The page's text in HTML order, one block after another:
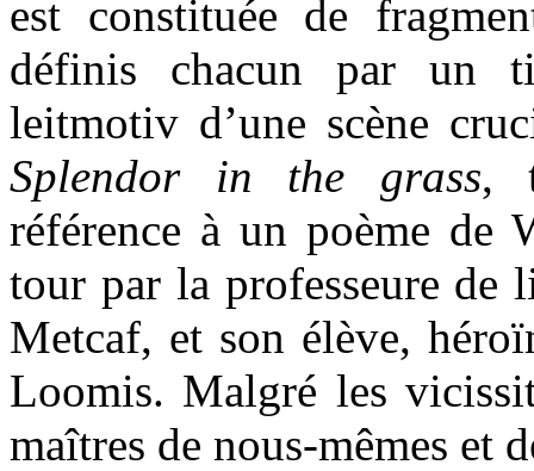
est constituée de
définis chacun par un
leitmotiv d’une scène
Splendor in the grass,
référence à un poème de
tour par la professeure de
Metcaf, et son élève,
Loomis. Malgré les
maîtres de nous-mêmes et